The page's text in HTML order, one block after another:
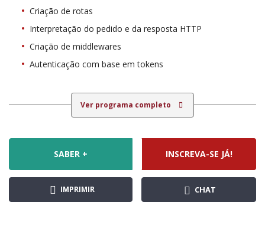
Criação de rotas
Interpretação do pedido e da resposta HTTP
Criação de middlewares
Autenticação com base em tokens
Ver programa completo
SABER + INSCREVA-SE JÁ!
IMPRIMIR CHAT